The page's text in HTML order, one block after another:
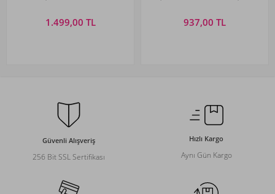
1.499,00 TL 937,00 TL
Güvenli Alışveriş
256 Bit SSL Sertifikası
Hızlı Kargo
Aynı Gün Kargo